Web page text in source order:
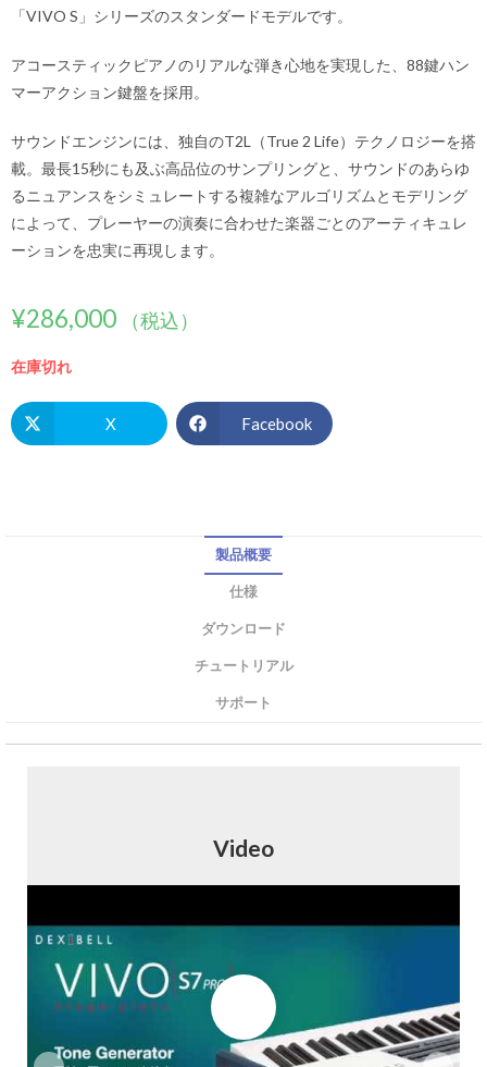
「VIVO S」シリーズのスタンダードモデルです。
アコースティックピアノのリアルな弾き心地を実現した、88鍵ハン
マーアクション鍵盤を採用。
サウンドエンジンには、独自のT2L（True 2 Life）テクノロジーを搭
載。最長15秒にも及ぶ高品位のサンプリングと、サウンドのあらゆ
るニュアンスをシミュレートする複雑なアルゴリズムとモデリング
によって、プレーヤーの演奏に合わせた楽器ごとのアーティキュレ
ーションを忠実に再現します。
¥286,000 （税込）
在庫切れ
X Facebook
製品概要
仕様
ダウンロード
チュートリアル
サポート
Video